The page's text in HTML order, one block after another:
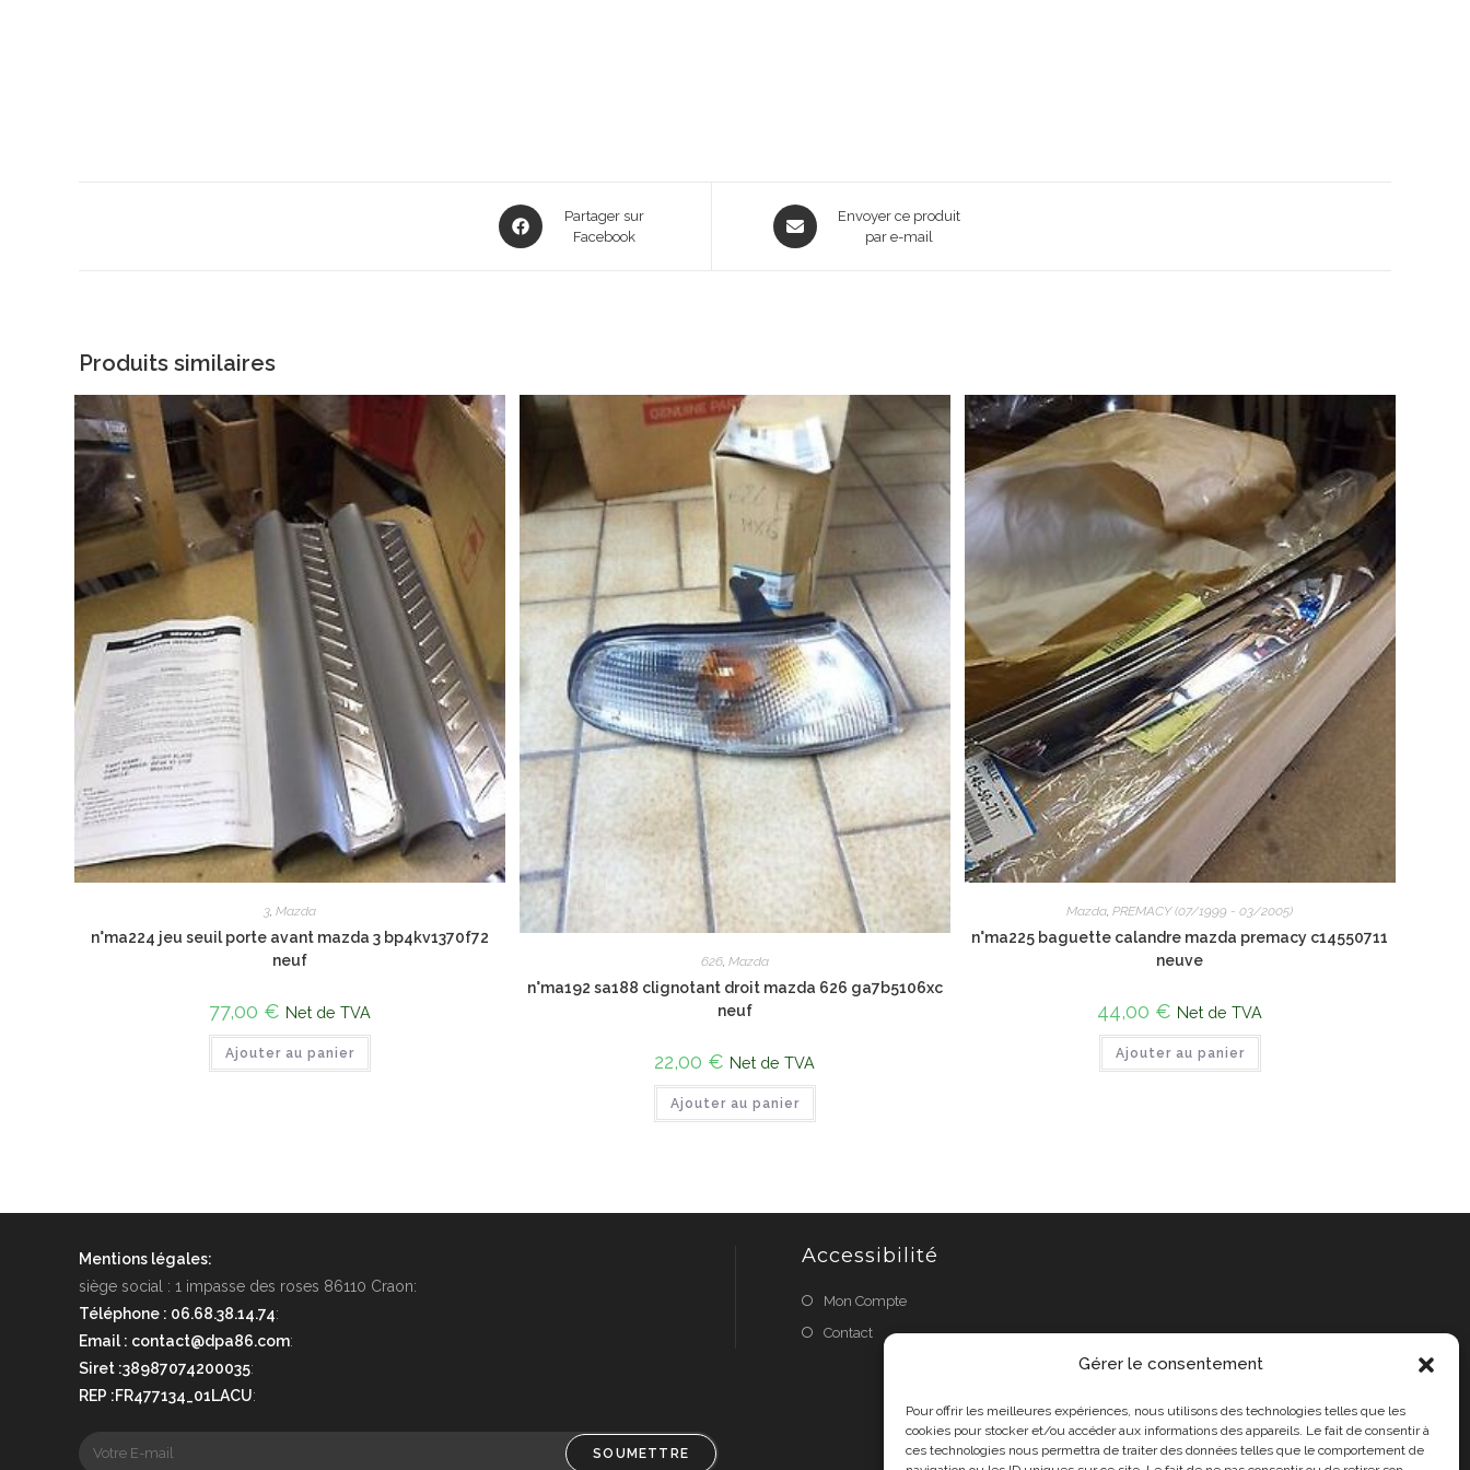
Gérer le consentement
Pour offrir les meilleures expériences, nous utilisons des technologies telles que les
cookies pour stocker et/ou accéder aux informations des appareils. Le fait de consentir à
ces technologies nous permettra de traiter des données telles que le comportement de
Opens
in
Partager sur
Facebook
Opens
in
Envoyer ce produit
par e-mail
Produits similaires
3,Mazda
n°ma224 jeu seuil porte avant mazda 3 bp4kv1370f72
neuf
77,00 € Net de TVA
Ajouter au panier
626, Mazda
n°ma192 sa188 clignotant droit mazda 626 ga7b5106xc
neuf
22,00 € Net de TVA
Ajouter au panier
Mazda,PREMACY (07/1999 - 03/2005)
n°ma225 baguette calandre mazda premacy c14550711
neuve
44,00 € Net de TVA
Ajouter au panier
Mentions légales:
siège social : 1 impasse des roses 86110 Craon:
Téléphone : 06.68.38.14.74:
Email : contact@dpa86.com:
Siret :38987074200035:
REP :FR477134_01LACU:
SOUMETTRE
Accessibilité
Mon Compte
Contact